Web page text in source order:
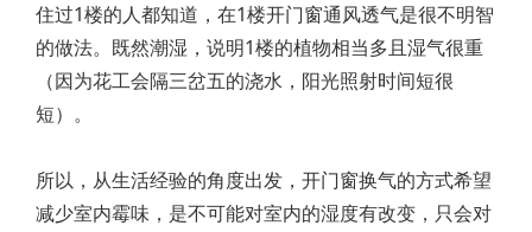
住过1楼的人都知道，在1楼开门窗通风透气是很不明智
的做法。既然潮湿，说明1楼的植物相当多且湿气很重
（因为花工会隔三岔五的浇水，阳光照射时间短很
短）。
所以，从生活经验的角度出发，开门窗换气的方式希望
减少室内霉味，是不可能对室内的湿度有改变，只会对